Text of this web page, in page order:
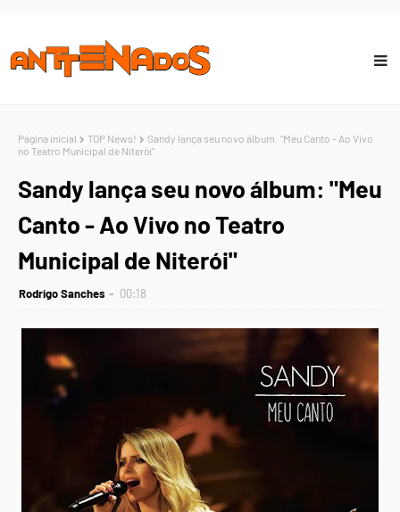
Página inicial TOP News!
Sandy lança seu novo álbum: "Meu Canto - Ao Vivo
no Teatro Municipal de Niterói"
Sandy lança seu novo álbum: "Meu
Canto - Ao Vivo no Teatro
Municipal de Niterói"
Rodrigo Sanches 00:18